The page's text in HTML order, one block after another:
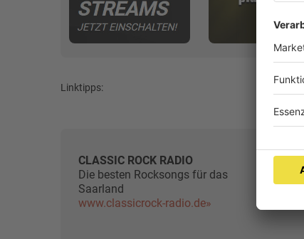
Linktipps:
CLASSIC ROCK RADIO
Die besten Rocksongs für das
Saarland
www.classicrock-radio.de»